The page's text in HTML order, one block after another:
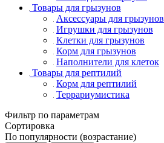
Товары для грызунов
Аксессуары для грызунов
Игрушки для грызунов
Клетки для грызунов
Корм для грызунов
Наполнители для клеток
Товары для рептилий
Корм для рептилий
Террариумистика
Фильтр по параметрам
Сортировка
По популярности (возрастание)